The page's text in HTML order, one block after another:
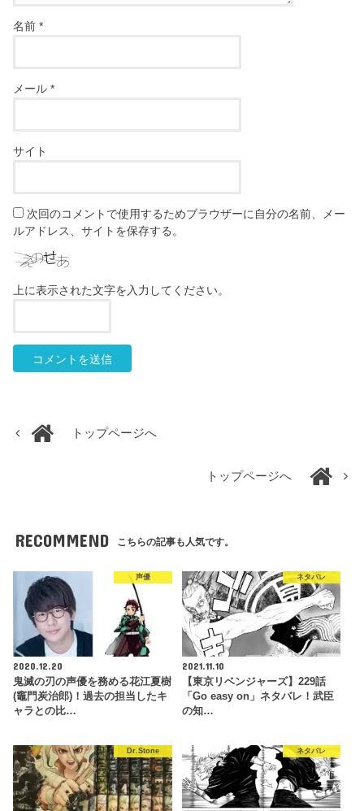
名前*
メール*
サイト
次回のコメントで使用するためブラウザーに自分の名前、メー
ルアドレス、サイトを保存する。
上に表示された文字を入力してください。
トップページへ
トップページへ
RECOMMEND こちらの記事も人気です。
声優
2020.12.20
鬼滅の刃の声優を務める花江夏樹
(竈門炭治郎)！過去の担当したキ
ャラとの比…
ネタバレ
2021.11.10
【東京リベンジャーズ】229話
「Go easy on」ネタバレ！武臣
の知…
Dr.Stone ネタバレ